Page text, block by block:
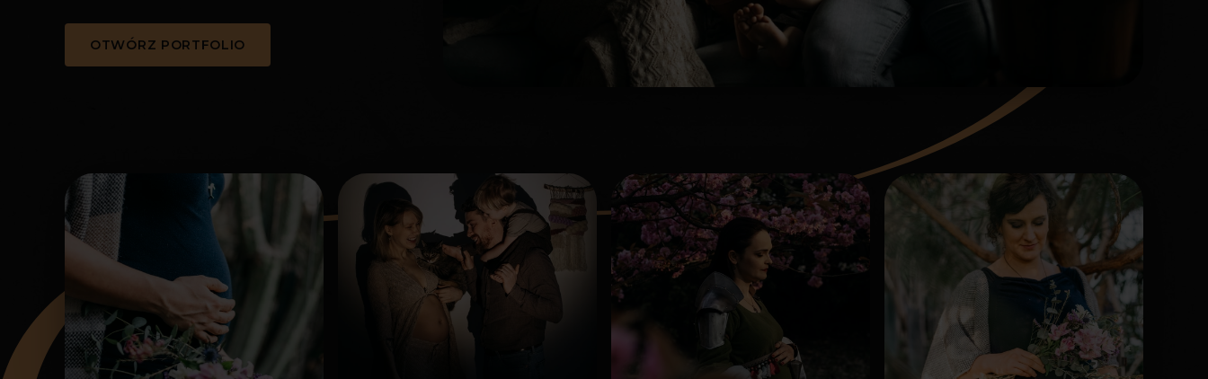
OTWÓRZ PORTFOLIO